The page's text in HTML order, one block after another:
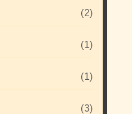
(2)
(1)
(1)
(3)